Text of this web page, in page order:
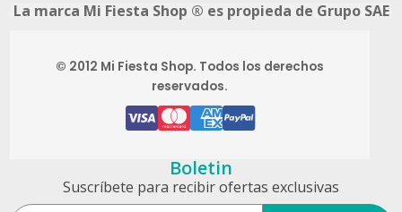
La marca Mi Fiesta Shop ® es propieda de Grupo SAE
© 2012 Mi Fiesta Shop. Todos los derechos
reservados.
Boletin
Suscríbete para recibir ofertas exclusivas